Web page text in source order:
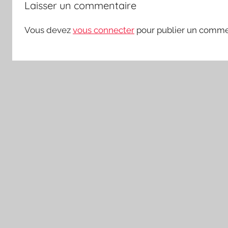
Laisser un commentaire
Vous devez vous connecter pour publier un